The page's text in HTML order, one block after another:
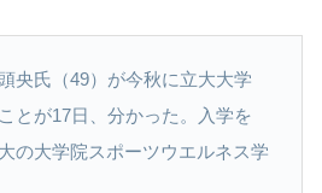
央氏（49）が今秋に立大大学
とが17日、分かった。入学を
の大学院スポーツウエルネス学